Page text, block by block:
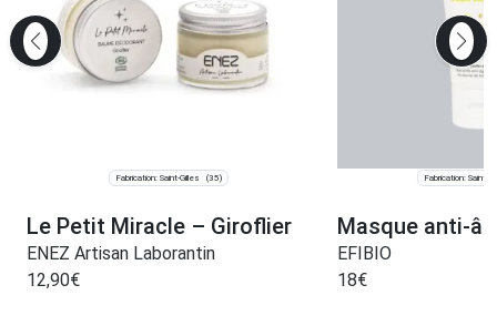
Fabrication: Saint-Gilles (35)
Le Petit Miracle – Giroflier
ENEZ Artisan Laborantin
12,90€
Fabrication: Saint-
Masque anti-
EFIBIO
18€